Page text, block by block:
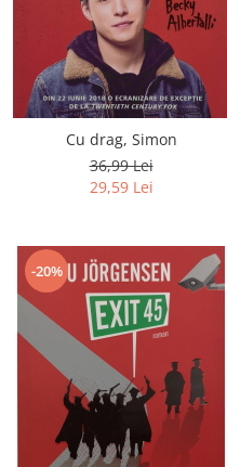
Cu drag, Simon
36,99 Lei
29,59 Lei
-20%